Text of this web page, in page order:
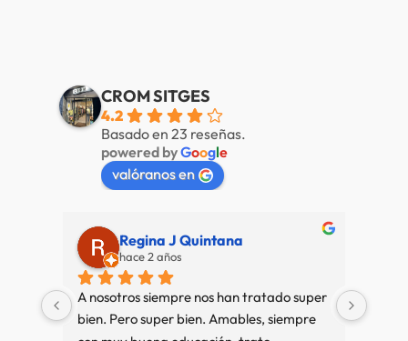
CROM SITGES
4.2
Basado en 23 reseñas.
powered byGoogle
valóranos en
Regina J Quintana
hace 2 años
A nosotros siempre nos han tratado super
bien. Pero super bien. Amables, siempre